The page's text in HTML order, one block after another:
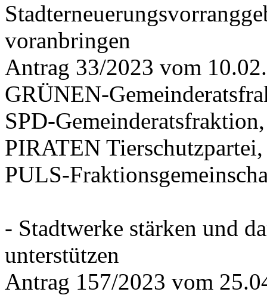
voranbringen
Antrag 33/2023 vom
GRÜNEN-
SPD-
PIRATEN Tierschutzpartei,
PULS-
- Stadtwerke stärken und
unterstützen
Antrag 157/2023 vom